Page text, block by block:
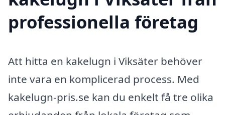
professionella företag
Att hitta en kakelugn i Viksäter behöver
inte vara en komplicerad process. Med
kakelugn-pris.se kan du enkelt få tre olika